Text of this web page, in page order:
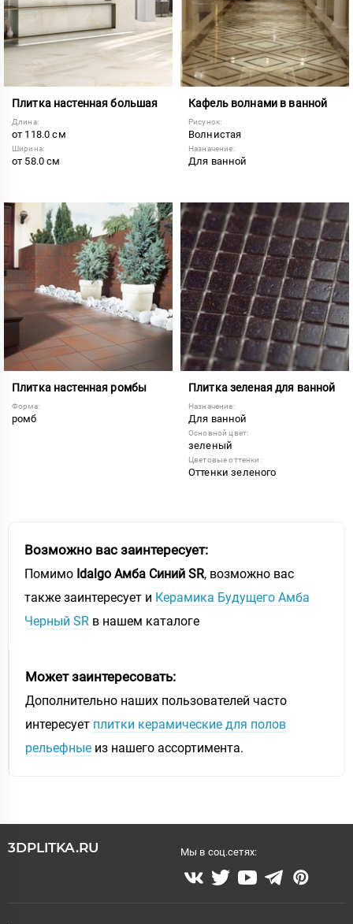
Плитка настенная большая
Длина:
от 118.0 см
Ширина:
от 58.0 см
Кафель волнами в ванной
Рисунок:
Волнистая
Назначение:
Для ванной
Плитка настенная ромбы
Форма:
ромб
Плитка зеленая для ванной
Назначение:
Для ванной
Основной цвет:
зеленый
Цветовые оттенки:
Оттенки зеленого
Возможно вас заинтересует:
Помимо Idalgo Амба Синий SR, возможно вас
также заинтересует и Керамика Будущего Амба
Черный SR в нашем каталоге
Может заинтересовать:
Дополнительно наших пользователей часто
интересует плитки керамические для полов
рельефные из нашего ассортимента.
3DPLITKA.RU Мы в соц.сетях: